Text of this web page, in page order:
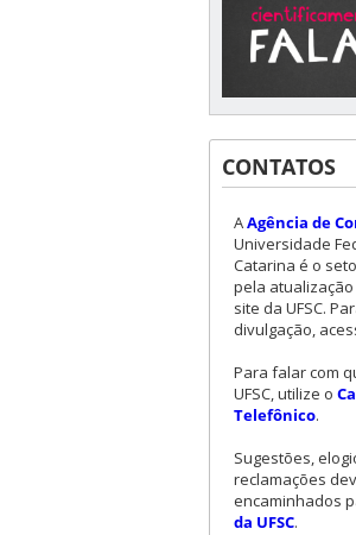
CONTATOS
AAgência de
Universidade
Catarina é o
pela
site da UFSC.
divulgação,
Para falar com
UFSC, utilize o
Telefônico.
Sugestões,
reclamações
encaminhados
da UFSC.